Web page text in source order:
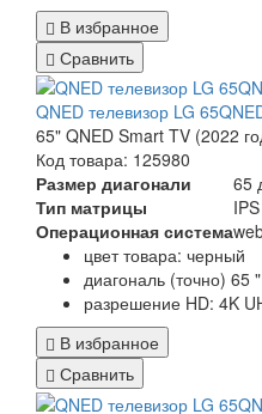
В избранное
Сравнить
QNED телевизор LG
65" QNED Smart TV (2022
Код товара: 125980
Размер диагонали
65
Тип матрицы
IPS
Операционная система
цвет товара: черный
диагональ (точно) 65 "
разрешение HD: 4K
В избранное
Сравнить